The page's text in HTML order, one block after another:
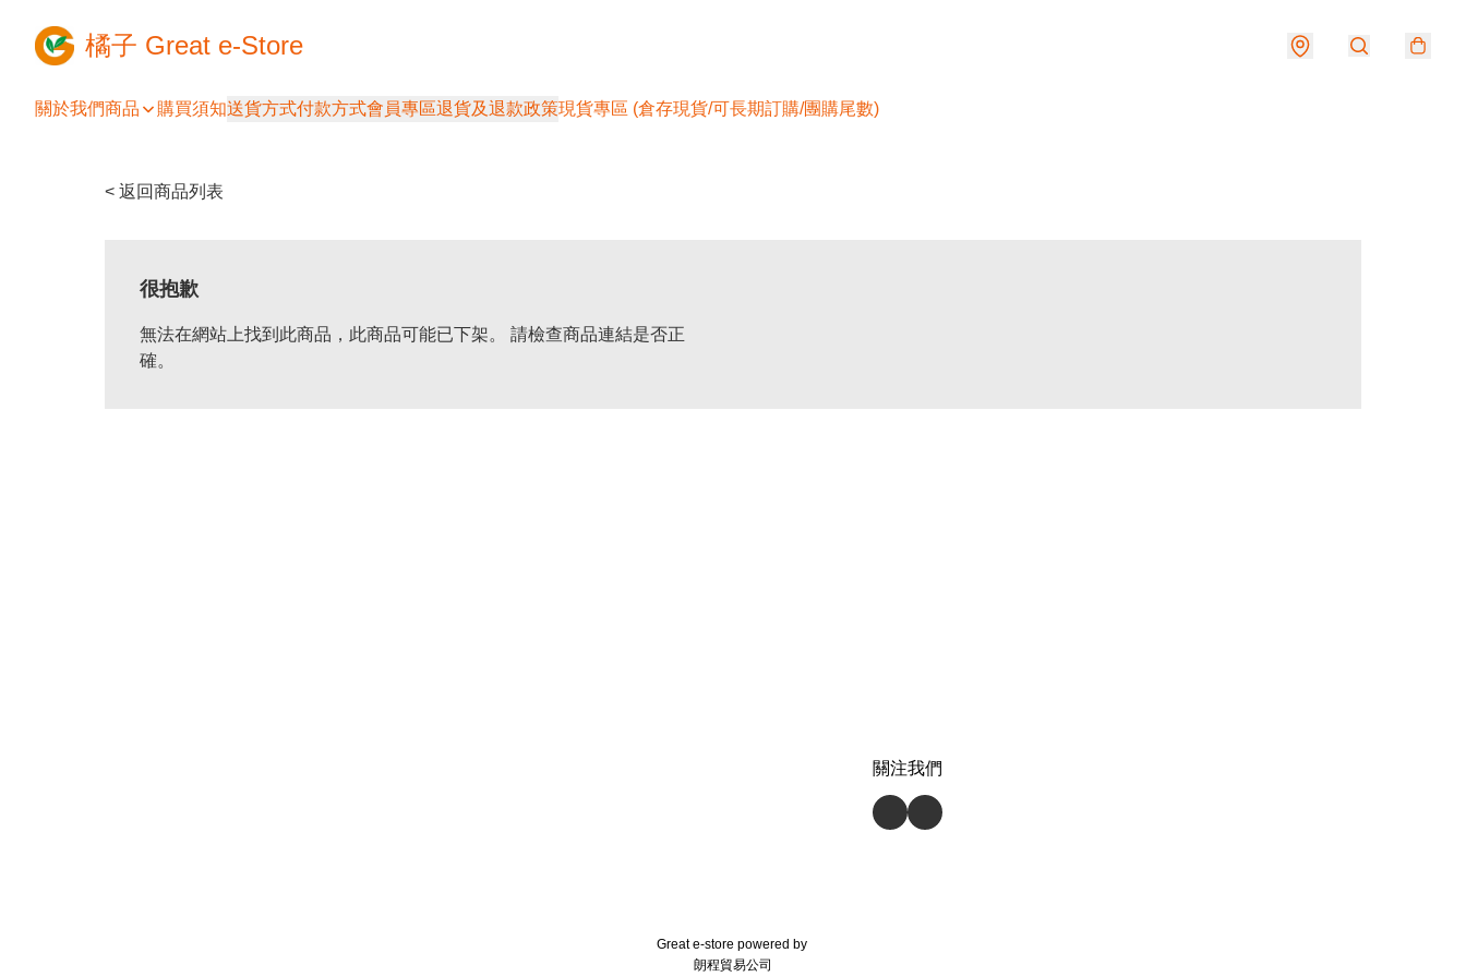
橘子 Great e-Store
關於我們商品 購買須知送貨方式付款方式會員專區退貨及退款政策現貨專區 (倉存現貨/可長期訂購/團購尾數)
< 返回商品列表
很抱歉
無法在網站上找到此商品，此商品可能已下架。 請檢查商品連結是否正
確。
關注我們
Great e-store powered by
朗程貿易公司